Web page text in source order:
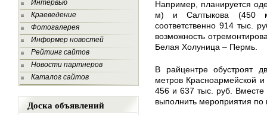
Интервью
Краеведение
Фотогалерея
Информер новостей
Рейтинг сайтов
Новости партнеров
Каталог сайтов
Доска объявлений
Например, планируется
м) и Салтыкова (450
соответственно 914 тыс.
возможность
Белая Холуница – Пермь.
В райцентре обустроят
метров Красноармейской
456 и 637 тыс. руб.
выполнить мероприятия по